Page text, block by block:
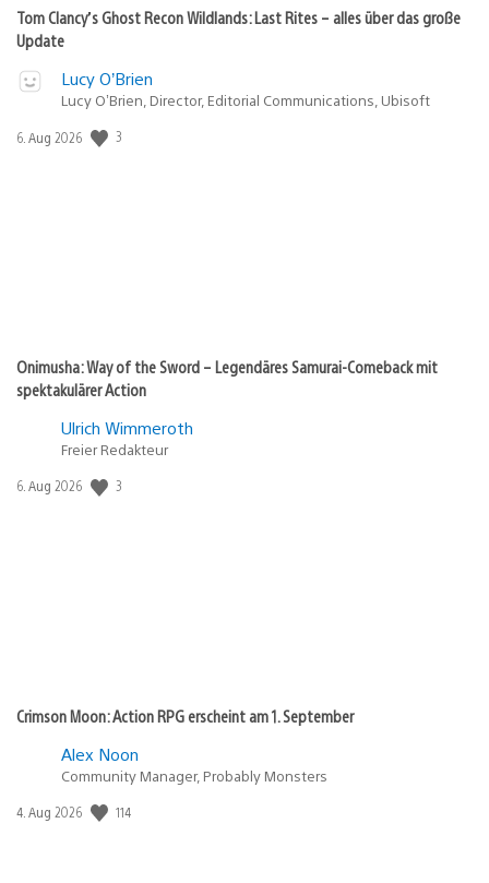
Tom Clancy’s Ghost Recon Wildlands: Last Rites – alles über das große
Update
Lucy O’Brien
Lucy O’Brien, Director, Editorial Communications, Ubisoft
Veröffentlichungsdatum:
6. Aug 2026 3
Onimusha: Way of the Sword – Legendäres Samurai-Comeback mit
spektakulärer Action
Ulrich Wimmeroth
Freier Redakteur
Veröffentlichungsdatum:
6. Aug 2026 3
Crimson Moon: Action RPG erscheint am 1. September
Alex Noon
Community Manager, Probably Monsters
Veröffentlichungsdatum:
4. Aug 2026 114